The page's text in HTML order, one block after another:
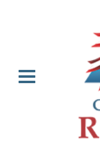
Artesanato &